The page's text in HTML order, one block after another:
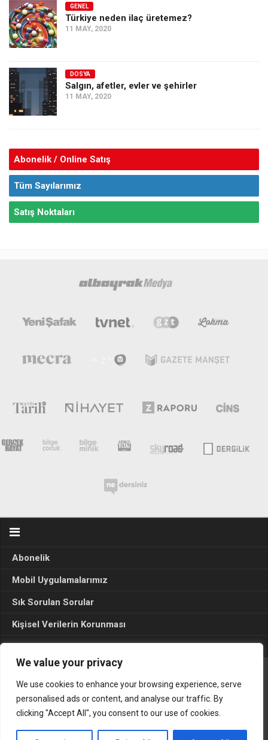
We value your privacy
We use cookies to enhance your browsing experience, serve
personalised ads or content, and analyse our traffic. By
clicking "Accept All", you consent to our use of cookies.
GENEL
Türkiye neden ilaç üretemez?
11 MAY, 2020
DOSYA
Salgın, afetler, evler ve şehirler
11 MAY, 2020
Abonelik / Online Satış
Tüm Sayılarımız
Satış Noktaları
Abonelik
Mobil Uygulamalarımız
Sık Sorulan Sorular
Kişisel Verilerin Korunması
Seçim Sonuçları 2024
Gerçek Hayat © 2015. Her hakkı sakldır.